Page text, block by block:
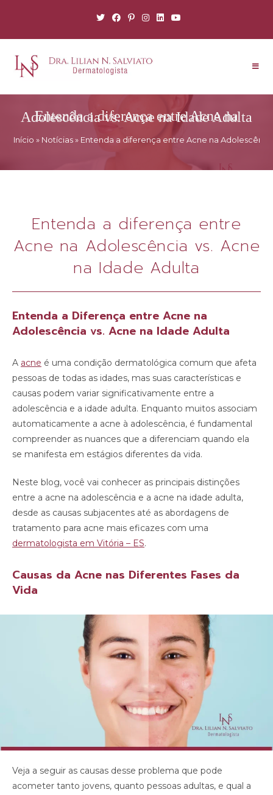
Entenda a diferença entre Acne na Adolescência vs. Acne na Idade Adulta
Início » Notícias» Entenda a diferença entre Acne na
Entenda a diferença entre
Acne na Adolescência vs. Acne
na Idade Adulta
Entenda a Diferença entre Acne na
Adolescência vs. Acne na Idade Adulta
A acne é uma condição dermatológica comum que afeta
pessoas de todas as idades, mas suas características e
causas podem variar significativamente entre a
adolescência e a idade adulta. Enquanto muitos associam
automaticamente a acne à adolescência, é fundamental
compreender as nuances que a diferenciam quando ela
se manifesta em estágios diferentes da vida.
Neste blog, você vai conhecer as principais distinções
entre a acne na adolescência e a acne na idade adulta,
desde as causas subjacentes até as abordagens de
tratamento para acne mais eficazes com uma
dermatologista em Vitória – ES.
Causas da Acne nas Diferentes Fases da
Vida
Veja a seguir as causas desse problema que pode
acometer tanto jovens, quanto pessoas adultas, e qual a